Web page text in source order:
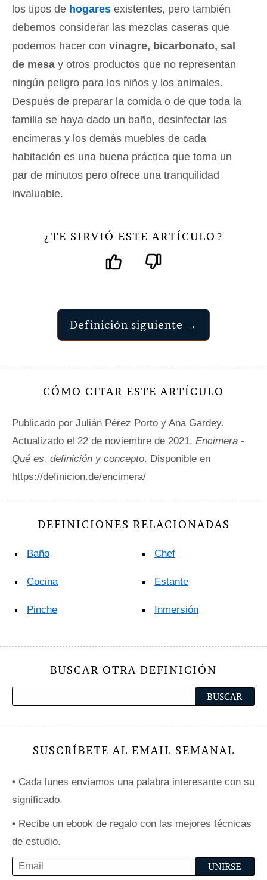
los tipos de hogares existentes, pero también
debemos considerar las mezclas caseras que
podemos hacer con vinagre, bicarbonato, sal
de mesa y otros productos que no representan
ningún peligro para los niños y los animales.
Después de preparar la comida o de que toda la
familia se haya dado un baño, desinfectar las
encimeras y los demás muebles de cada
habitación es una buena práctica que toma un
par de minutos pero ofrece una tranquilidad
invaluable.
¿ TE SIRVIÓ ESTE ARTÍCULO ?
Definición siguiente →
CÓMO CITAR ESTE ARTÍCULO
Publicado por Julián Pérez Porto y Ana Gardey.
Actualizado el 22 de noviembre de 2021. Encimera -
Qué es, definición y concepto. Disponible en
https://definicion.de/encimera/
DEFINICIONES RELACIONADAS
Baño
Cocina
Pinche
Chef
Estante
Inmersión
BUSCAR OTRA DEFINICIÓN
SUSCRÍBETE AL EMAIL SEMANAL
• Cada lunes enviamos una palabra interesante con su
significado.
• Recibe un ebook de regalo con las mejores técnicas
de estudio.